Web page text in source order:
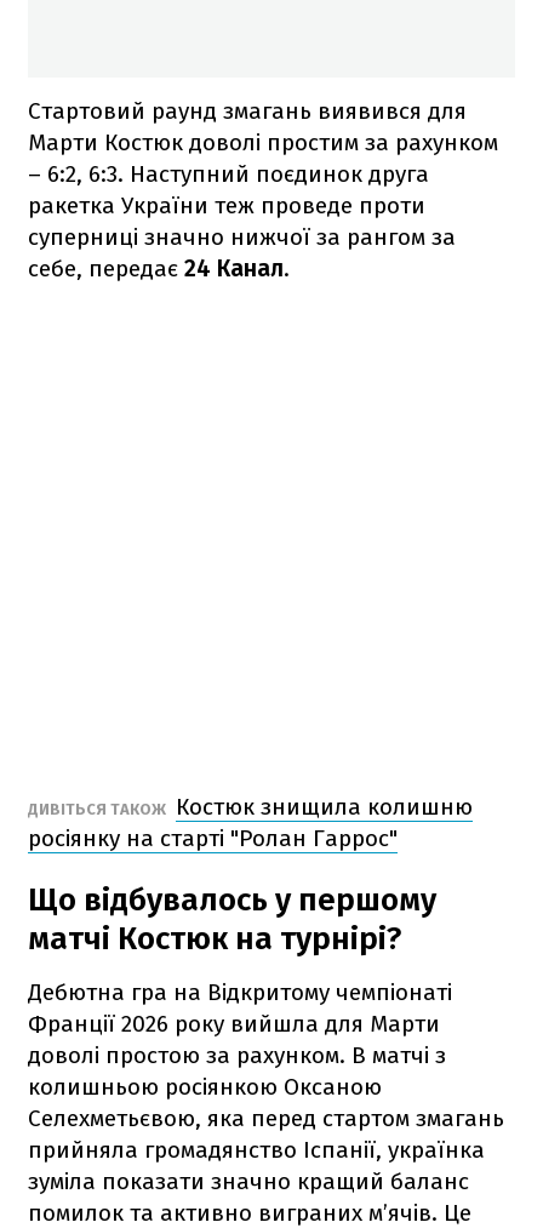
Стартовий раунд змагань виявився для
Марти Костюк доволі простим за рахунком
– 6:2, 6:3. Наступний поєдинок друга
ракетка України теж проведе проти
суперниці значно нижчої за рангом за
себе, передає 24 Канал.
ДИВІТЬСЯ ТАКОЖ
Костюк знищила колишню
росіянку на старті "Ролан Гаррос"
Що відбувалось у першому
матчі Костюк на турнірі?
Дебютна гра на Відкритому чемпіонаті
Франції 2026 року вийшла для Марти
доволі простою за рахунком. В матчі з
колишньою росіянкою Оксаною
Селехметьєвою, яка перед стартом змагань
прийняла громадянство Іспанії, українка
зуміла показати значно кращий баланс
помилок та активно виграних м’ячів. Це